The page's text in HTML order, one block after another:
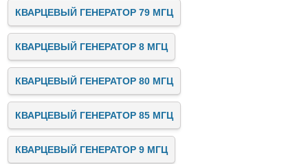
КВАРЦЕВЫЙ ГЕНЕРАТОР 79 МГЦ
КВАРЦЕВЫЙ ГЕНЕРАТОР 8 МГЦ
КВАРЦЕВЫЙ ГЕНЕРАТОР 80 МГЦ
КВАРЦЕВЫЙ ГЕНЕРАТОР 85 МГЦ
КВАРЦЕВЫЙ ГЕНЕРАТОР 9 МГЦ